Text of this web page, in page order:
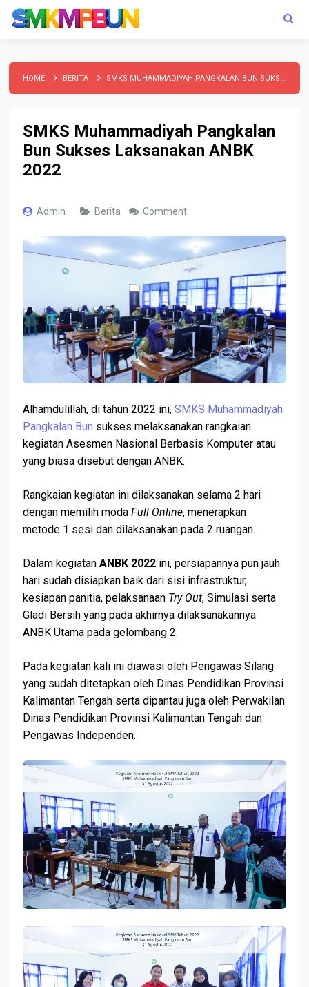
HOME BERITA SMKS MUHAMMADIYAH PANGKALAN BUN SUKSES LAKSANAKAN ANBK 2022
SMKS Muhammadiyah Pangkalan
Bun Sukses Laksanakan ANBK
2022
Admin Berita Comment
Alhamdulillah, di tahun 2022 ini,SMKS Muhammadiyah
Pangkalan Bun sukses melaksanakan rangkaian
kegiatan Asesmen Nasional Berbasis Komputer atau
yang biasa disebut dengan ANBK.
Rangkaian kegiatan ini dilaksanakan selama 2 hari
dengan memilih modaFull Online, menerapkan
metode 1 sesi dan dilaksanakan pada 2 ruangan.
Dalam kegiatanANBK 2022 ini, persiapannya pun jauh
hari sudah disiapkan baik dari sisi infrastruktur,
kesiapan panitia, pelaksanaan Try Out, Simulasi serta
Gladi Bersih yang pada akhirnya dilaksanakannya
ANBK Utama pada gelombang 2.
Pada kegiatan kali ini diawasi oleh Pengawas Silang
yang sudah ditetapkan oleh Dinas Pendidikan Provinsi
Kalimantan Tengah serta dipantau juga oleh Perwakilan
Dinas Pendidikan Provinsi Kalimantan Tengah dan
Pengawas Independen.